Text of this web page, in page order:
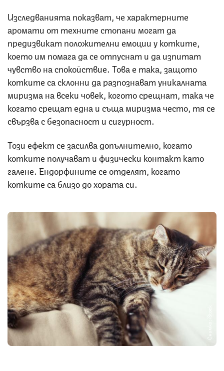
Изследванията показват, че характерните
аромати от техните стопани могат да
предизвикат положителни емоции у котките,
което им помага да се отпуснат и да изпитат
чувство на спокойствие. Това е така, защото
котките са склонни да разпознават уникалната
миризма на всеки човек, когото срещнат, така че
когато срещат една и съща миризма често, тя се
свързва с безопасност и сигурност.
Този ефект се засилва допълнително, когато
котките получават и физически контакт като
галене. Ендорфините се отделят, когато
котките са близо до хората си.